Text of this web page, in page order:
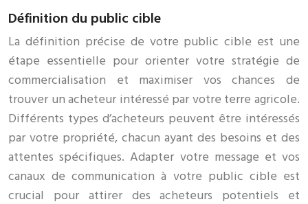
Définition du public cible
La définition précise de votre public cible est une
étape essentielle pour orienter votre stratégie de
commercialisation et maximiser vos chances de
trouver un acheteur intéressé par votre terre agricole.
Différents types d’acheteurs peuvent être intéressés
par votre propriété, chacun ayant des besoins et des
attentes spécifiques. Adapter votre message et vos
canaux de communication à votre public cible est
crucial pour attirer des acheteurs potentiels et